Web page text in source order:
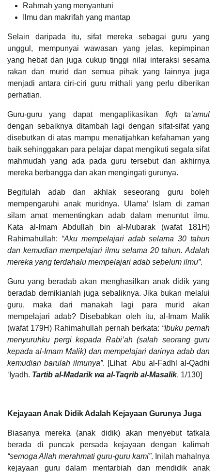
Rahmah yang menyantuni
Ilmu dan makrifah yang mantap
Selain daripada itu, sifat mereka sebagai guru yang
unggul, mempunyai wawasan yang jelas, kepimpinan
yang hebat dan juga cukup tinggi nilai interaksi sesama
rakan dan murid dan semua pihak yang lainnya juga
menjadi antara ciri-ciri guru mithali yang perlu diberikan
perhatian.
Guru-guru yang dapat mengaplikasikan fiqh ta’amul
dengan sebaiknya ditambah lagi dengan sifat-sifat yang
disebutkan di atas mampu menatijahkan kefahaman yang
baik sehinggakan para pelajar dapat mengikuti segala sifat
mahmudah yang ada pada guru tersebut dan akhirnya
mereka berbangga dan akan mengingati gurunya.
Begitulah adab dan akhlak seseorang guru boleh
mempengaruhi anak muridnya. Ulama’ Islam di zaman
silam amat mementingkan adab dalam menuntut ilmu.
Kata al-Imam Abdullah bin al-Mubarak (wafat 181H)
Rahimahullah: “Aku mempelajari adab selama 30 tahun
dan kemudian mempelajari ilmu selama 20 tahun. Adalah
mereka yang terdahalu mempelajari adab sebelum ilmu”.
Guru yang beradab akan menghasilkan anak didik yang
beradab demikianlah juga sebaliknya. Jika bukan melalui
guru, maka dari manakah lagi para murid akan
mempelajari adab? Disebabkan oleh itu, al-Imam Malik
(wafat 179H) Rahimahullah pernah berkata: “Ibuku pernah
menyuruhku pergi kepada Rabi’ah (salah seorang guru
kepada al-Imam Malik) dan mempelajari darinya adab dan
kemudian barulah ilmunya”. [Lihat Abu al-Fadhl al-Qadhi
‘Iyadh. Tartib al-Madarik wa al-Taqrib al-Masalik, 1/130]
Kejayaan Anak Didik Adalah Kejayaan Gurunya Juga
Biasanya mereka (anak didik) akan menyebut tatkala
berada di puncak persada kejayaan dengan kalimah
“semoga Allah merahmati guru-guru kami”. Inilah mahalnya
kejayaan guru dalam mentarbiah dan mendidik anak